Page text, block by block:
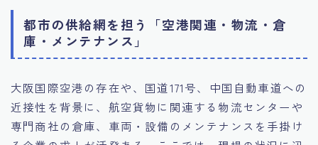
都市の供給網を担う「空港関連・物流・倉
庫・メンテナンス」
大阪国際空港の存在や、国道171号、中国自動車道への
近接性を背景に、航空貨物に関連する物流センターや
専門商社の倉庫、車両・設備のメンテナンスを手掛け